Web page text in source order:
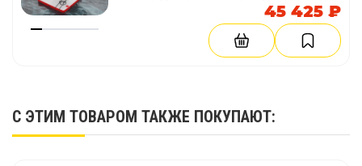
45 425 ₽
С ЭТИМ ТОВАРОМ ТАКЖЕ ПОКУПАЮТ: